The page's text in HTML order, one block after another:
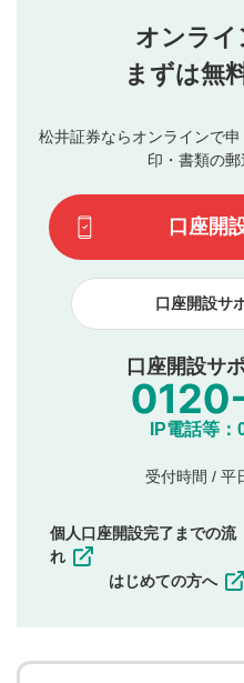
投稿するボタン
星で評価をすると投稿で
3
動画の評価
です）
行ってください。
当社は、利用者同士、も
ブルによって生じた損害
評価およびコメントは当
ます。掲載されるまでに
てはお答えできません。
て結果のご連絡といたし
下記の項目に該当すると
見合わせる場合がござい
本動画コンテンツ
他者への誹謗中傷
公序良俗に反する
氏名、住所、電話
他のサイトへの誘
他者の権利（商標
その他当社が不適
一度投稿した評価および
ことを承諾したものとし
オンライ
まずは無
松井証券ならオンラインで
印・書類の郵
口座開
口座開設サ
口座開設サ
IP電話等
受付時間 / 平
個人口座開設完了までの流
れ
はじめての方へ